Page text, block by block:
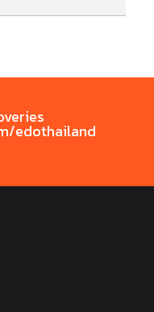
สมรรถนะด้านภาษา
edothailand